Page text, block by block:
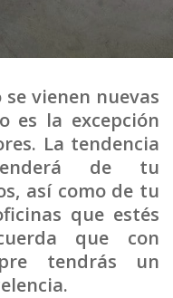
se vienen nuevas
es la excepción
La tendencia
de tu
así como de tu
que estés
que con
tendrás un